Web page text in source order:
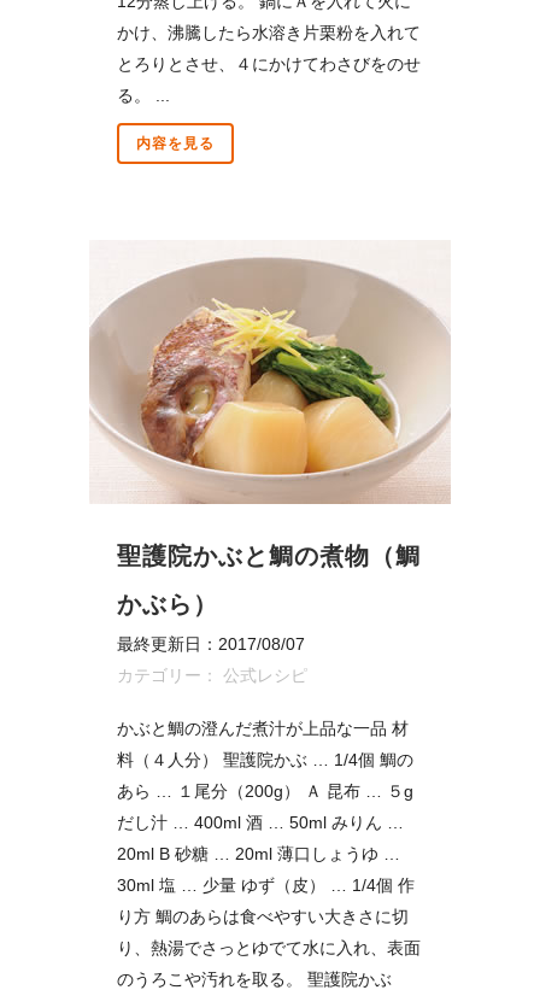
かけ、沸騰したら水溶き片栗粉を入れて
とろりとさせ、４にかけてわさびをのせ
る。 ...
内容を見る
聖護院かぶと鯛の煮物（鯛
かぶら）
最終更新日：2017/08/07
カテゴリー： 公式レシピ
かぶと鯛の澄んだ煮汁が上品な一品 材
料（４人分） 聖護院かぶ … 1/4個 鯛の
あら … １尾分（200g） Ａ 昆布 … ５g
だし汁 … 400ml 酒 … 50ml みりん …
20ml B 砂糖 … 20ml 薄口しょうゆ …
30ml 塩 … 少量 ゆず（皮） … 1/4個 作
り方 鯛のあらは食べやすい大きさに切
り、熱湯でさっとゆでて水に入れ、表面
のうろこや汚れを取る。 聖護院かぶ